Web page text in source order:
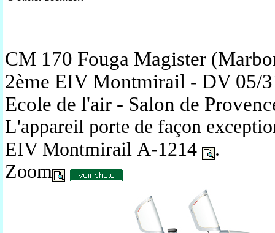
CM 170 Fouga Magister
2ème EIV Montmirail - DV 05/
Ecole de l'air - Salon de
L'appareil porte de façon
EIV Montmirail A-1214
.
Zoom